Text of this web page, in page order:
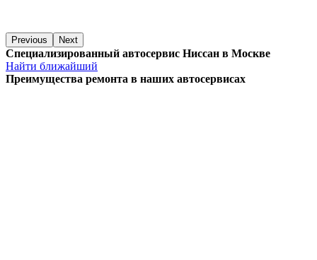
Previous Next
Специализированный автосервис Ниссан в Москве
Найти ближайший
Преимущества ремонта в наших автосервисах